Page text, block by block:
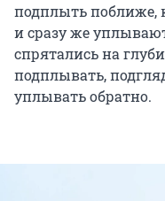
подплыть поближе,
и сразу же
спрятались на
подплывать,
уплывать обратно.